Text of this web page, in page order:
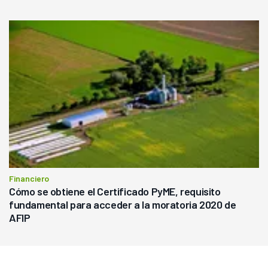
Financiero
Cómo se obtiene el Certificado PyME, requisito
fundamental para acceder a la moratoria 2020 de
AFIP